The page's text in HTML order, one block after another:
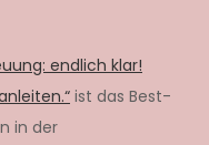
endlich klar!
ist das Best-
in der